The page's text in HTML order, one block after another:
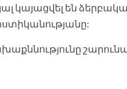
կայացվել են